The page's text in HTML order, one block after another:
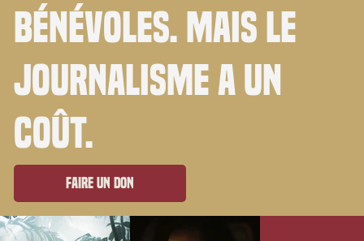
bénévoles. Mais le
journalisme a un
coût.
Faire un don